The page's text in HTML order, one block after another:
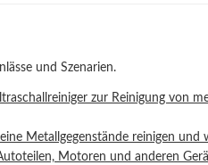
und Szenarien.
zur Reinigung von
Metallgegenstände reinigen und
Motoren und anderen